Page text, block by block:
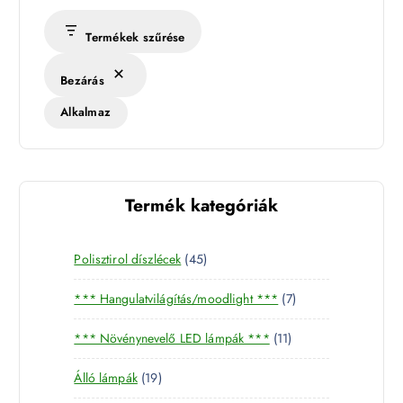
Termékek szűrése
Bezárás
Alkalmaz
Termék kategóriák
Polisztirol díszlécek 454
5
t
e
r
m
*** Hangulatvilágítás/moodlight *** 77
t
r
*** Növénynevelő LED lámpák *** 111
1
e
Álló lámpák 191
9